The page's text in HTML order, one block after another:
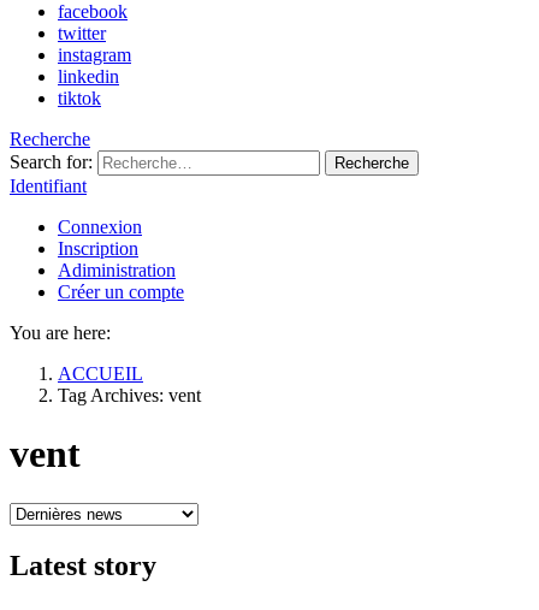
facebook
twitter
instagram
linkedin
tiktok
Recherche
Search for:
Recherche
Identifiant
Connexion
Inscription
Adiministration
Créer un compte
You are here:
ACCUEIL
Tag Archives: vent
vent
Latest story